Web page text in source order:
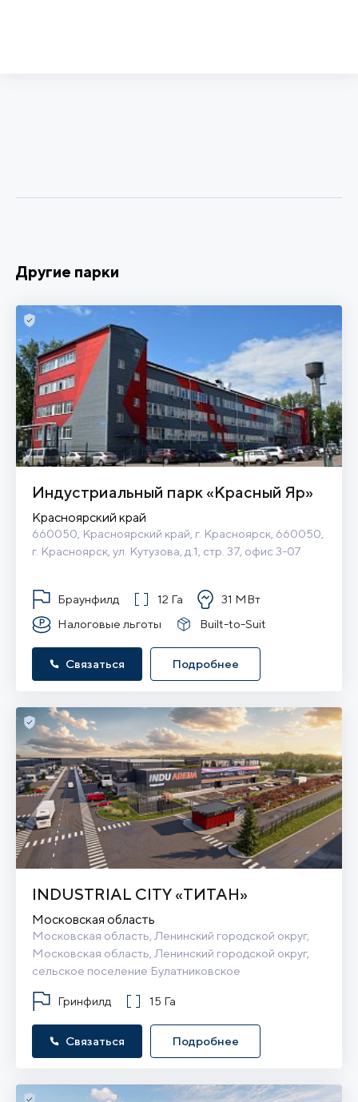
Другие парки
Индустриальный парк «Красный Яр»
Красноярский край
660050, Красноярский край, г. Красноярск, 660050,
г. Красноярск, ул. Кутузова, д.1, стр. 37, офис 3-07
Браунфилд 12 Га
31 МВт
Налоговые льготы
Built-to-Suit
Связаться Подробнее
INDUSTRIAL CITY «ТИТАН»
Московская область
Московская область, Ленинский городской округ,
Московская область, Ленинский городской округ,
сельское поселение Булатниковское
Гринфилд 15 Га
Связаться Подробнее